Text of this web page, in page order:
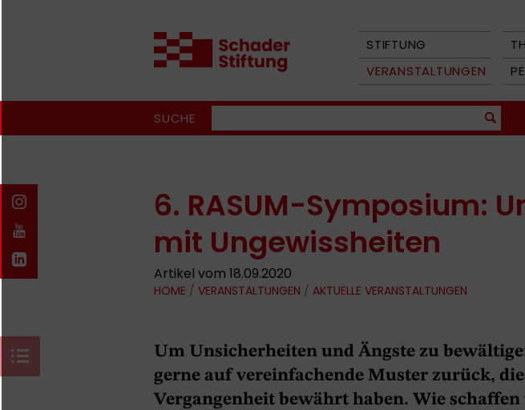
STIFTUNG
VERANSTALTUNGEN
SUCHE
6. RASUM-Symposium:
mit Ungewissheiten
Artikel vom 18.09.2020
HOME / VERANSTALTUNGEN / AKTUELLE VERANSTALTUNGEN
Um Unsicherheiten und Ängste zu
gerne auf vereinfachende Muster zurück,
Vergangenheit bewährt haben. Wie